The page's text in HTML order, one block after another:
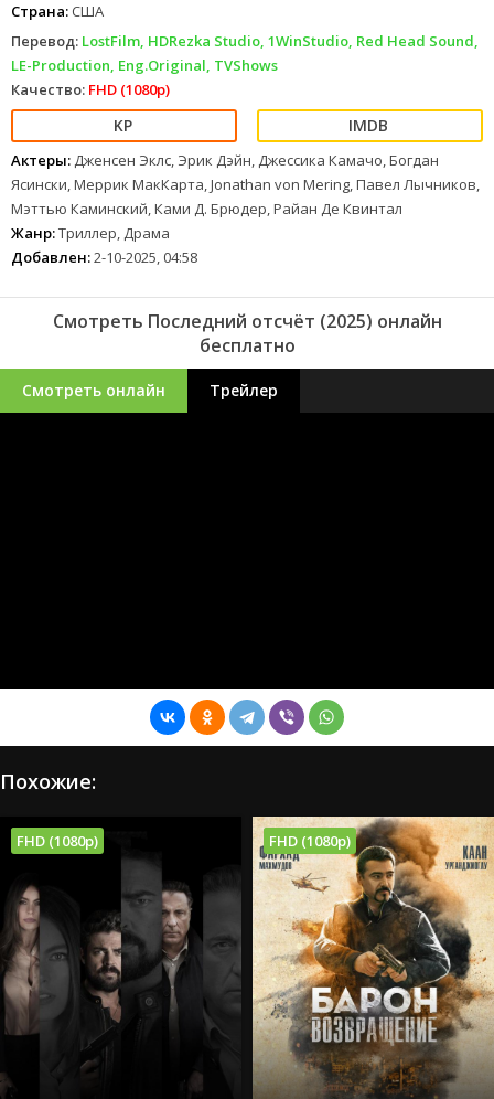
Страна: США
Перевод: LostFilm, HDRezka Studio, 1WinStudio, Red Head Sound,
LE-Production, Eng.Original, TVShows
Качество: FHD (1080p)
Актеры: Дженсен Эклс, Эрик Дэйн, Джессика Камачо, Богдан
Ясински, Меррик МакКарта, Jonathan von Mering, Павел Лычников,
Мэттью Каминский, Ками Д. Брюдер, Райан Де Квинтал
Жанр:Триллер, Драма
Добавлен:2-10-2025, 04:58
Смотреть Последний отсчёт (2025) онлайн
бесплатно
Смотреть онлайн Трейлер
Похожие:
FHD (1080p) FHD (1080p)